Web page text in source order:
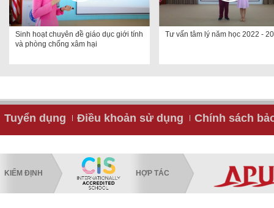
Sinh hoạt chuyên đề giáo dục giới tính
và phòng chống xâm hại
Tư vấn tâm lý năm học 2022 -
Tuyển dụng Điều khoản sử dụng Chính sách
KIỂM ĐỊNH HỢP TÁC